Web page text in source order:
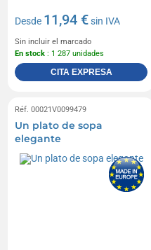
Desde 11,94 €sin IVA
Sin incluir el marcado
En stock : 1 287 unidades
CITA EXPRESA
Réf. 00021V0099479
Un plato de sopa
elegante